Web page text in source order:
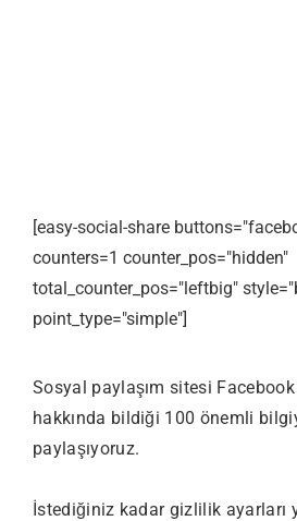
[easy-social-share
counters=1 counter_pos="hidden"
total_counter_pos="leftbig"
point_type="simple"]
Sosyal paylaşım sitesi Facebook
hakkında bildiği 100 önemli
paylaşıyoruz.
İstediğiniz kadar gizlilik ayarları